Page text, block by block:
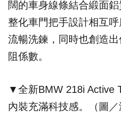
闊的車身線條結合緞面
整化車門把手設計相互
流暢洗鍊，同時也創造
阻係數。
▼全新BMW 218i Active
內裝充滿科技感。（圖／